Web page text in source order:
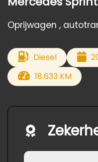
Oprijwagen ,
Diesel
18.633 KM